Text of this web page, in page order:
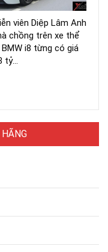
viên Diệp Lâm Anh
chồng trên xe thể
i8 từng có giá
tỷ…